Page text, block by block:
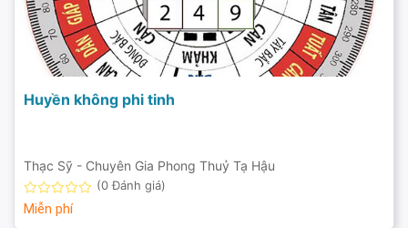
Huyền không phi tinh
Thạc Sỹ - Chuyên Gia Phong Thuỷ Tạ Hậu
(0 Đánh giá)
Miễn phí